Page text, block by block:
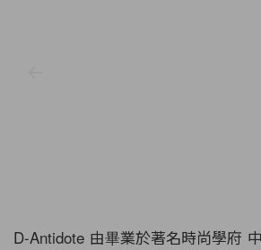
D-Antidote 由畢業於著名時尚學府